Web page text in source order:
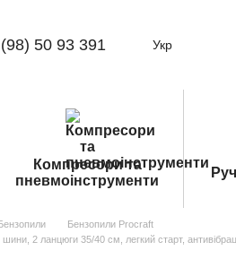
50 93 391 Укр
Компресори та
пневмоінструменти
Бензопили Procraft
2 ланцюги 35/40 см, легкий старт,